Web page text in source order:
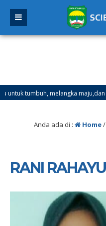
tumbuh, melangka maju,dan
Tanggal 21 Desember 2025 sd
Anda ada di : Home/
RANI RAHAYU